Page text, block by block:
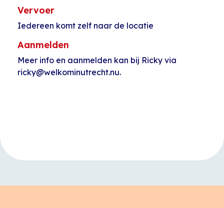
Vervoer
Iedereen komt zelf naar de locatie
Aanmelden
Meer info en aanmelden kan bij Ricky via
ricky@welkominutrecht.nu.